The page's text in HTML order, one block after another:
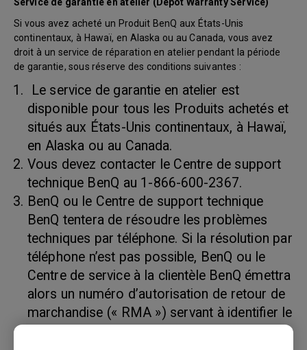
Si vous avez acheté un Produit BenQ aux États-Unis
continentaux, à Hawaï, en Alaska ou au Canada, vous avez
droit à un service de réparation en atelier pendant la période
de garantie, sous réserve des conditions suivantes :
Le service de garantie en atelier est
disponible pour tous les Produits achetés et
situés aux États-Unis continentaux, à Hawaï,
en Alaska ou au Canada.
Vous devez contacter le Centre de support
technique BenQ au 1-866-600-2367.
BenQ ou le Centre de support technique
BenQ tentera de résoudre les problèmes
techniques par téléphone. Si la résolution par
téléphone n’est pas possible, BenQ ou le
Centre de service à la clientèle BenQ émettra
alors un numéro d’autorisation de retour de
marchandise (« RMA ») servant à identifier le